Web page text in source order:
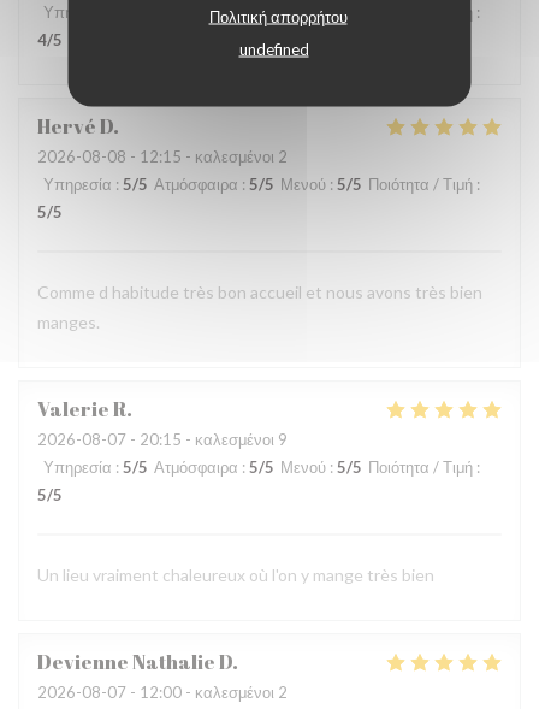
Πολιτική απορρήτου
undefined
Υπηρεσία
Ατμόσφαιρα: 4/5 Μενού:4/5 Ποιότητα / Τιμή :
4/5
HervéD
2026-08-08 - 12:15 - καλεσμένοι 2
Υπηρεσία : 5/5 Ατμόσφαιρα : 5/5 Μενού : 5/5 Ποιότητα / Τιμή :
5/5
Comme d habitude très bon accueil et nous avons très bien
manges.
ValerieR
2026-08-07 - 20:15 - καλεσμένοι 9
Υπηρεσία : 5/5 Ατμόσφαιρα : 5/5 Μενού : 5/5 Ποιότητα / Τιμή :
5/5
Un lieu vraiment chaleureux où l'on y mange très bien
Devienne NathalieD
2026-08-07 - 12:00 - καλεσμένοι 2